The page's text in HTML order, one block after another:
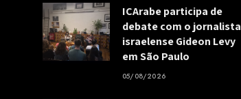
ICArabe participa de
debate com o jornalista
israelense Gideon Levy
em São Paulo
05/08/2026